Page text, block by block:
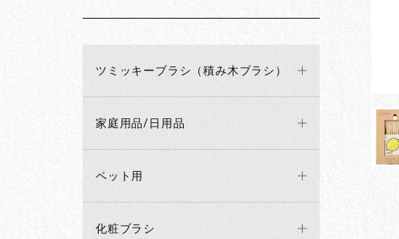
ツミッキーブラシ（積み木ブラシ）
家庭用品/日用品
ペット用
化粧ブラシ